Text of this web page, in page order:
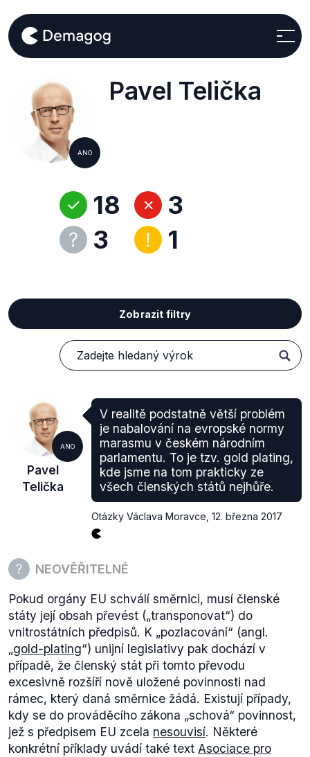
ANO
Pavel Telička
18
3
3
1
Zobrazit filtry
ANO
Pavel
Telička
V realitě podstatně větší problém
je nabalování na evropské normy
marasmu v českém národním
parlamentu. To je tzv. gold plating,
kde jsme na tom prakticky ze
všech členských států nejhůře.
Otázky Václava Moravce 12. března 2017
NEOVĚŘITELNÉ
Pokud orgány EU schválí směrnici, musí členské
státy její obsah převést („transponovat“) do
vnitrostátních předpisů. K „pozlacování“ (angl.
„gold-plating“) unijní legislativy pak dochází v
případě, že členský stát při tomto převodu
excesivně rozšíří nově uložené povinnosti nad
rámec, který daná směrnice žádá. Existují případy,
kdy se do prováděcího zákona „schová“ povinnost,
jež s předpisem EU zcela nesouvisí. Některé
konkrétní příklady uvádí také text Asociace pro